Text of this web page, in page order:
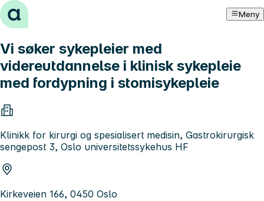
Hopp til innhold Meny
Vi søker sykepleier med
videreutdannelse i klinisk sykepleie
med fordypning i stomisykepleie
Klinikk for kirurgi og spesialisert medisin, Gastrokirurgisk
sengepost 3, Oslo universitetssykehus HF
Kirkeveien 166, 0450 Oslo